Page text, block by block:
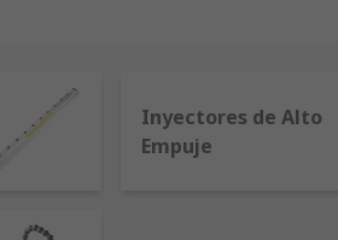
Inyectores de Alto
Empuje